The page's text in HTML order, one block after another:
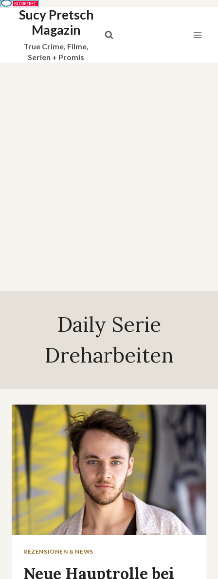
Sucy Pretsch
Magazin
True Crime, Filme,
Serien + Promis
Daily Serie
Dreharbeiten
REZENSIONEN & NEWS
Neue Hauptrolle bei